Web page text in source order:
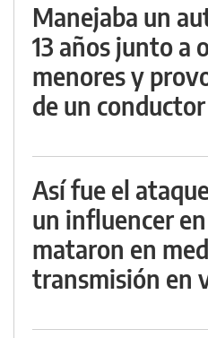
Manejaba un
13 años junto a
menores y
de un conductor
Así fue el
un influencer
mataron en
transmisión en